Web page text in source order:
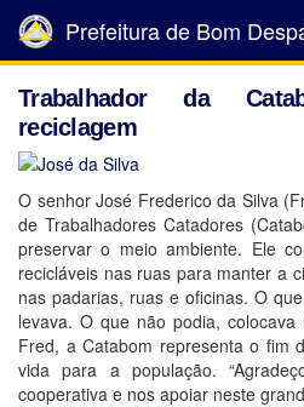
Prefeitura de Bom
Trabalhador da
reciclagem
O senhor José Frederico da Silva
de Trabalhadores Catadores
preservar o meio ambiente. Ele
recicláveis nas ruas para manter a
nas padarias, ruas e oficinas. O
levava. O que não podia,
Fred, a Catabom representa o fim
vida para a população.
cooperativa e nos apoiar neste